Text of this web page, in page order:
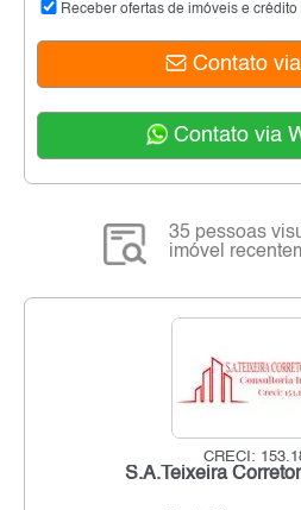
Receber ofertas de imóveis e crédito
Contato
Contato via
35 pessoas
imóvel
CRECI:
S.A.Teixeira